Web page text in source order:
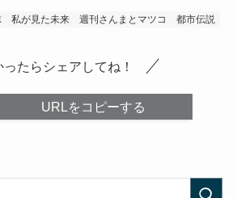
私が見た未来 週刊さんまとマツコ 都市伝説
ったらシェアしてね！
URLをコピーする